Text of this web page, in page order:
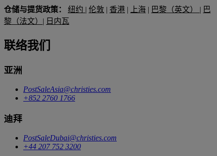
仓储与提货政策： 纽约 | 伦敦 | 香港 | 上海 | 巴黎（英文） | 巴
黎（法文） | 日内瓦
联络我们
亚洲
PostSaleAsia@christies.com
+852 2760 1766
迪拜
PostSaleDubai@christies.com
+44 207 752 3200